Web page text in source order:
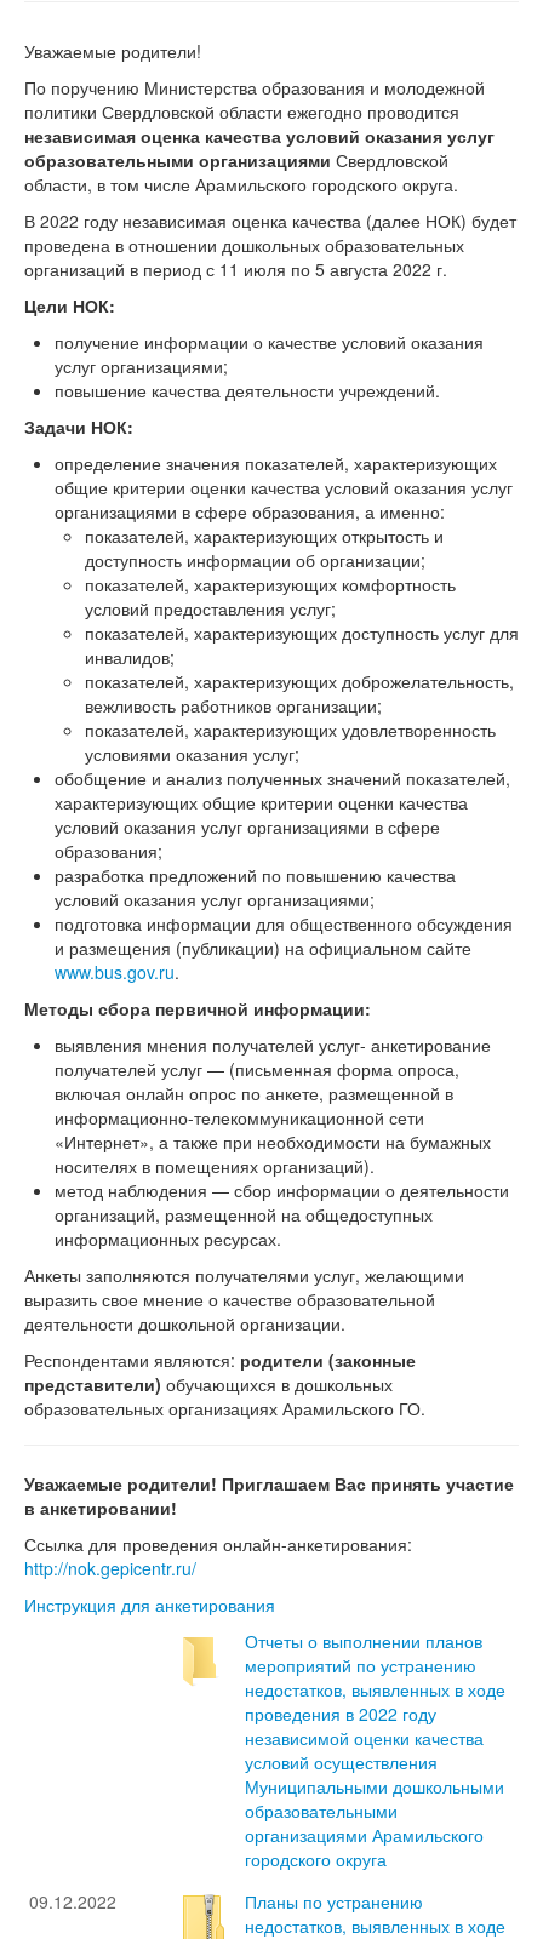
Уважаемые родители!
По поручению Министерства образования и молодежной
политики Свердловской области ежегодно проводится
независимая оценка качества условий оказания услуг
образовательными организациями Свердловской
области, в том числе Арамильского городского округа.
В 2022 году независимая оценка качества (далее НОК) будет
проведена в отношении дошкольных образовательных
организаций в период с 11 июля по 5 августа 2022 г.
Цели НОК:
получение информации о качестве условий оказания
услуг организациями;
повышение качества деятельности учреждений.
Задачи НОК:
определение значения показателей, характеризующих
общие критерии оценки качества условий оказания услуг
организациями в сфере образования, а именно:
показателей, характеризующих открытость и
доступность информации об организации;
показателей, характеризующих комфортность
условий предоставления услуг;
показателей, характеризующих доступность услуг для
инвалидов;
показателей, характеризующих доброжелательность,
вежливость работников организации;
показателей, характеризующих удовлетворенность
условиями оказания услуг;
обобщение и анализ полученных значений показателей,
характеризующих общие критерии оценки качества
условий оказания услуг организациями в сфере
образования;
разработка предложений по повышению качества
условий оказания услуг организациями;
подготовка информации для общественного обсуждения
и размещения (публикации) на официальном сайте
www.bus.gov.ru.
Методы сбора первичной информации:
выявления мнения получателей услуг- анкетирование
получателей услуг — (письменная форма опроса,
включая онлайн опрос по анкете, размещенной в
информационно-телекоммуникационной сети
«Интернет», а также при необходимости на бумажных
носителях в помещениях организаций).
метод наблюдения — сбор информации о деятельности
организаций, размещенной на общедоступных
информационных ресурсах.
Анкеты заполняются получателями услуг, желающими
выразить свое мнение о качестве образовательной
деятельности дошкольной организации.
Респондентами являются: родители (законные
представители) обучающихся в дошкольных
образовательных организациях Арамильского ГО.
Уважаемые родители! Приглашаем Вас принять участие
в анкетировании!
Ссылка для проведения онлайн-анкетирования:
http://nok.gepicentr.ru/
Инструкция для анкетирования
Отчеты о выполнении планов
мероприятий по устранению
недостатков, выявленных в ходе
проведения в 2022 году
независимой оценки качества
условий осуществления
Муниципальными дошкольными
образовательными
организациями Арамильского
городского округа
09.12.2022
Планы по устранению
недостатков, выявленных в ходе